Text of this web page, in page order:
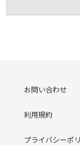
お問い合わせ
利用規約
プライバシーポ